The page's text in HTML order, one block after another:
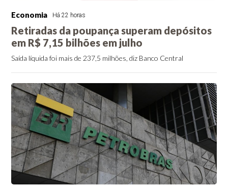
Economia Há 22 horas
Retiradas da poupança superam depósitos
em R$ 7,15 bilhões em julho
Saída líquida foi mais de 237,5 milhões, diz Banco Central